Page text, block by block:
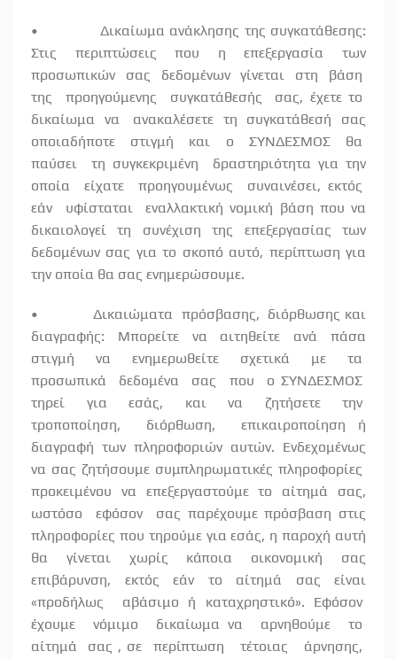
•
Δικαίωμα ανάκλησης της συγκατάθεσης:
Στις περιπτώσεις που η επεξεργασία των
προσωπικών
σας δεδομένων γίνεται στη
βάση
της
προηγούμενης συγκατάθεσής
σας, έχετε το
δικαίωμα
να ανακαλέσετε τη συγκατάθεσή
σας
οποιαδήποτε
στιγμή και ο ΣΥΝΔΕΣΜΟΣ
θα
παύσει
τη συγκεκριμένη
δραστηριότητα για την
οποία
είχατε προηγουμένως
συναινέσει, εκτός
εάν
υφίσταται
εναλλακτική νομική βάση που να
δικαιολογεί τη συνέχιση της επεξεργασίας των
δεδομένων σας για το σκοπό αυτό, περίπτωση για
την οποία θα σας ενημερώσουμε.
• Δικαιώματα πρόσβασης, διόρθωσης και
διαγραφής: Μπορείτε να αιτηθείτε ανά πάσα
στιγμή
να ενημερωθείτε σχετικά με
τα
προσωπικά
δεδομένα σας που
ο ΣΥΝΔΕΣΜΟΣ
τηρεί
για εσάς, και να ζητήσετε
την
τροποποίηση,
διόρθωση,
επικαιροποίηση ή
διαγραφή των πληροφοριών αυτών. Ενδεχομένως
να σας ζητήσουμε συμπληρωματικές πληροφορίες
προκειμένου
να επεξεργαστούμε το αίτημά
σας,
ωστόσο
εφόσον
σας παρέχουμε πρόσβαση στις
πληροφορίες που τηρούμε για εσάς, η παροχή αυτή
θα γίνεται χωρίς κάποια οικονομική σας
επιβάρυνση, εκτός εάν το αίτημά σας είναι
«προδήλως
αβάσιμο ή καταχρηστικό». Εφόσον
έχουμε
νόμιμο δικαίωμα να αρνηθούμε
το
αίτημά
σας , σε περίπτωση τέτοιας
άρνησης,